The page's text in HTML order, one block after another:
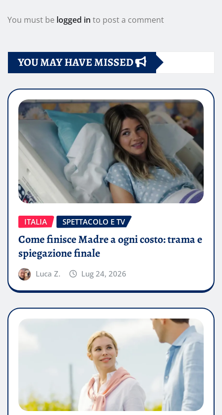
You must be logged in to post a comment
YOU MAY HAVE MISSED
ITALIA SPETTACOLO E TV
Come finisce Madre a ogni costo: trama e
spiegazione finale
Luca Z. Lug 24, 2026